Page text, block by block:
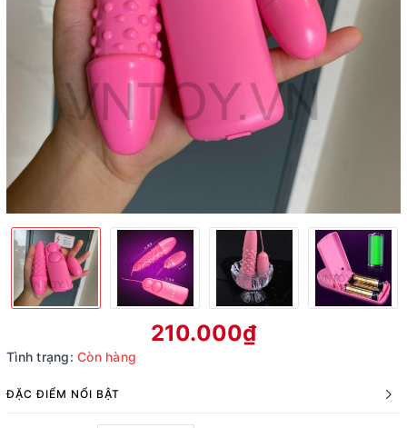
210.000₫
Tình trạng: Còn hàng
ĐẶC ĐIỂM NỔI BẬT